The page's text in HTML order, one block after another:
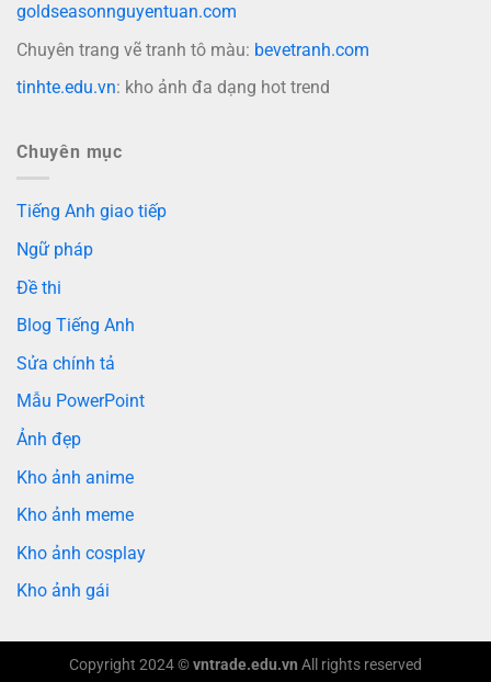
goldseasonnguyentuan.com
Chuyên trang vẽ tranh tô màu: bevetranh.com
tinhte.edu.vn: kho ảnh đa dạng hot trend
Chuyên mục
Tiếng Anh giao tiếp
Ngữ pháp
Đề thi
Blog Tiếng Anh
Sửa chính tả
Mẫu PowerPoint
Ảnh đẹp
Kho ảnh anime
Kho ảnh meme
Kho ảnh cosplay
Kho ảnh gái
Copyright 2024 ©vntrade.edu.vn All rights reserved